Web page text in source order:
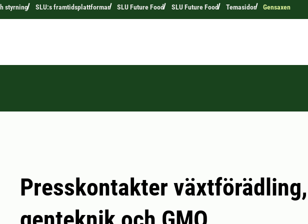
styrning SLU:s framtidsplattformar SLU Future Food SLU Future Food Temasidor Gensaxen
Presskontakter växtförädling,